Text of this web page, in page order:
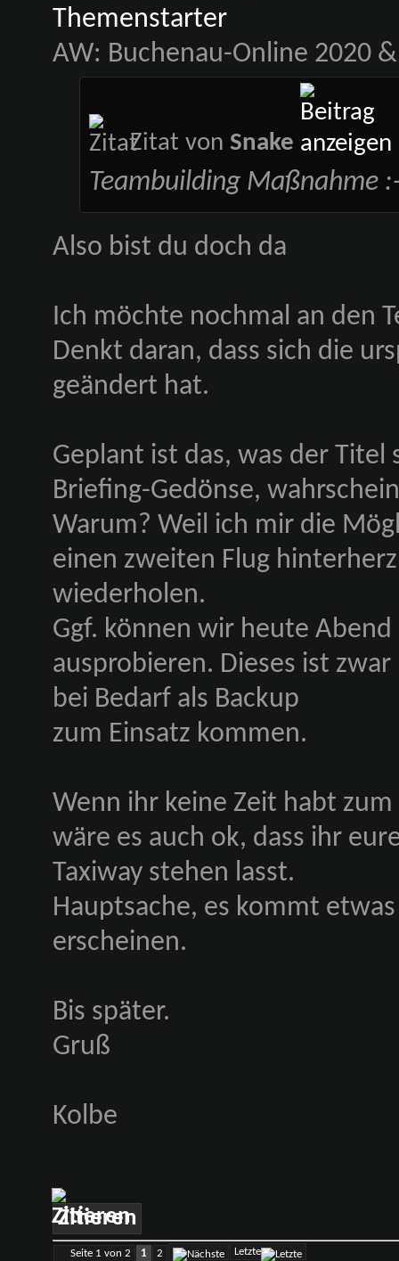
Themenstarter
AW: Buchenau-Online 2020
Zitat von Snake
Teambuilding Maßnahme
Also bist du doch da
Ich möchte nochmal an den
Denkt daran, dass sich die
geändert hat.
Geplant ist das, was der Titel
Briefing-Gedönse,
Warum? Weil ich mir die
einen zweiten Flug
wiederholen.
Ggf. können wir heute
ausprobieren. Dieses ist
bei Bedarf als Backup
zum Einsatz kommen.
Wenn ihr keine Zeit habt
wäre es auch ok, dass ihr
Taxiway stehen lasst.
Hauptsache, es kommt
erscheinen.
Bis später.
Gruß
Kolbe
Zitieren
Seite 1 von 2 1 2 Letzte